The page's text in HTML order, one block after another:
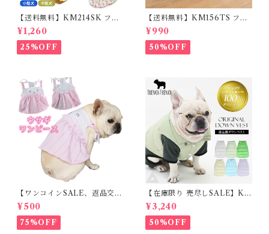
【送料無料】KM214SK フレ
ブル 女の子 スカート ワンピー
ス夏 フリル 犬服 ドックウェア
¥1,260
25%OFF
【送料無料】KM156TS フレ
ブル Tシャツ フレンチブルド
ック レモン柄 犬服 ドックウェ
ア
¥990
50%OFF
【ワンコインSALE、返品交換
不可】KM171SK フレンチブ
ルドック 犬服 女の子 ピンク
スカート
¥500
75%OFF
【在庫限り 売尽しSALE】K
M952Tダウンベスト 100%ダ
ウン・フェザー 犬 犬服 ダウン
ジャケット ベスト フレンチブ
ルドッグ 冬服 極暖 暖かい 可
¥3,240
50%OFF